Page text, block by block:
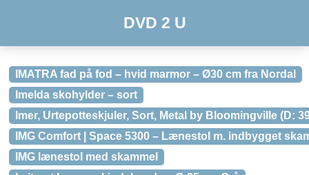
DVD 2 U
IMATRA fad på fod – hvid marmor – Ø30 cm fra Nordal
Imelda skohylder – sort
Imer, Urtepotteskjuler, Sort, Metal by Bloomingville (D:
IMG Comfort | Space 5300 – Lænestol m. indbygget
IMG lænestol med skammel